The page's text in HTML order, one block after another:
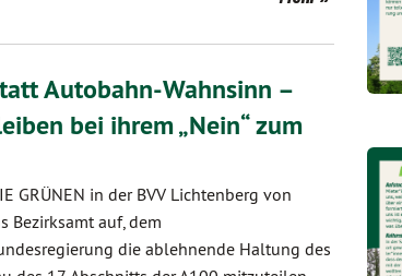
Autobahn-Wahnsinn –
bei ihrem „Nein“ zum
GRÜNEN in der BVV Lichtenberg von
Bezirksamt auf, dem
die ablehnende Haltung des